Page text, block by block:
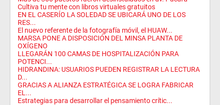
Cultiva tu mente con libros virtuales gratuitos
EN EL CASERÍO LA SOLEDAD SE UBICARÁ UNO DE LOS
RES...
El nuevo referente de la fotografía móvil, el HUAW...
MARSA PONE A DISPOSICIÓN DEL MINSA PLANTA DE
OXÍGENO
LLEGARÁN 100 CAMAS DE HOSPITALIZACIÓN PARA
POTENCI...
HIDRANDINA: USUARIOS PUEDEN REGISTRAR LA LECTURA
D...
GRACIAS A ALIANZA ESTRATÉGICA SE LOGRA FABRICAR
EL...
Estrategias para desarrollar el pensamiento crític...